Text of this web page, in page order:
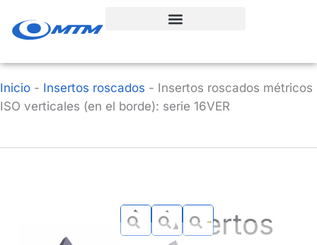
Inicio - Insertos roscados - Insertos roscados métricos
ISO verticales (en el borde): serie 16VER
Insertos